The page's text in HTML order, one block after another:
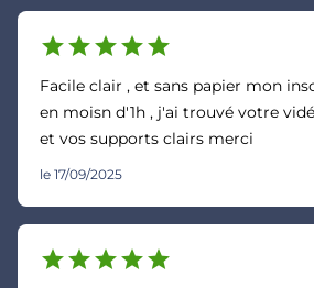
starstarstarstarstar
Facile clair , et sans papier mon
en moisn d'1h , j'ai trouvé votre
et vos supports clairs merci
le 17/09/2025
starstarstarstarstar